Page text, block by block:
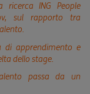
ricerca ING People
sul rapporto tra
di apprendimento e
dello stage.
passa da un